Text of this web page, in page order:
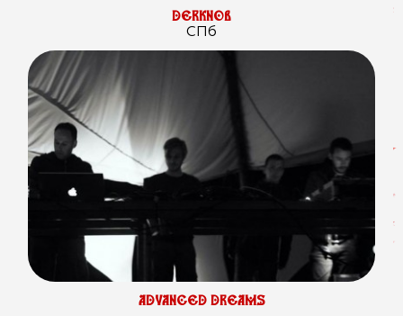
DERKNOB
СПб
ADVANCED DREAMS